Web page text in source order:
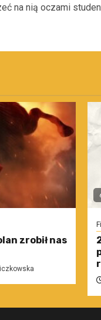
na nią oczami
zrobił nas